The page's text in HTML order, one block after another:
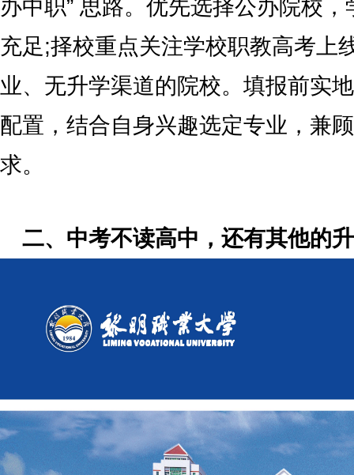
办中职” 思路。优先选择公办院校
充足;择校重点关注学校职教高考上
业、无升学渠道的院校。填报前实
配置，结合自身兴趣选定专业，兼
求。
二、中考不读高中，还有其他的